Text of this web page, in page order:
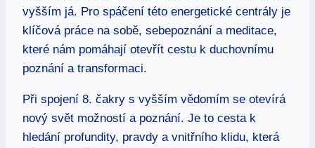
vyšším já. Pro spáčení této energetické centrály je
klíčová⁤ práce⁢ na sobě, sebepoznání a meditace,
které⁢ nám pomáhají otevřít⁤ cestu k duchovnímu
‌poznání a transformaci.
Při spojení 8. čakry s vyšším vědomím se otevírá
nový svět možností a poznání. Je to cesta k
hledání profundity, pravdy a vnitřního klidu, která